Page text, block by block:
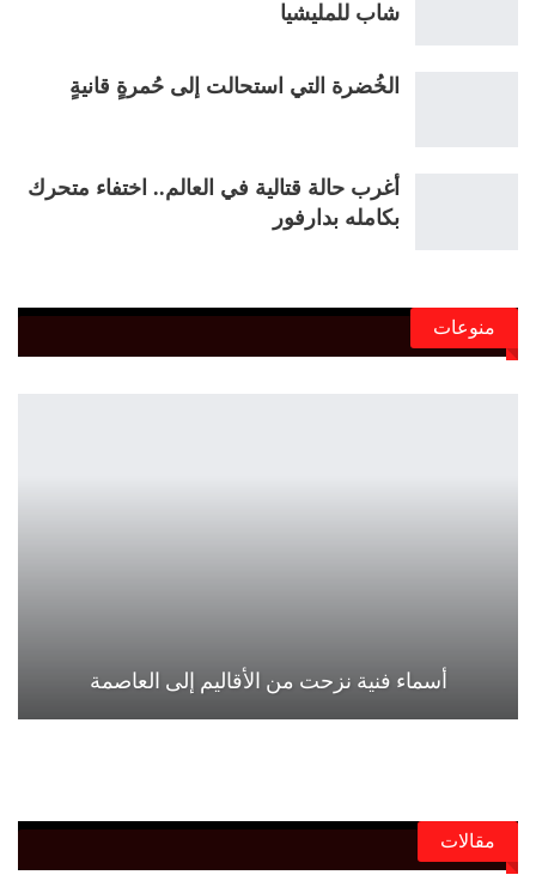
شاب للمليشيا
الخُضرة التي استحالت إلى حُمرةٍ قانيةٍ
أغرب حالة قتالية في العالم.. اختفاء متحرك
بكامله بدارفور
منوعات
أسماء فنية نزحت من الأقاليم إلى العاصمة
مقالات